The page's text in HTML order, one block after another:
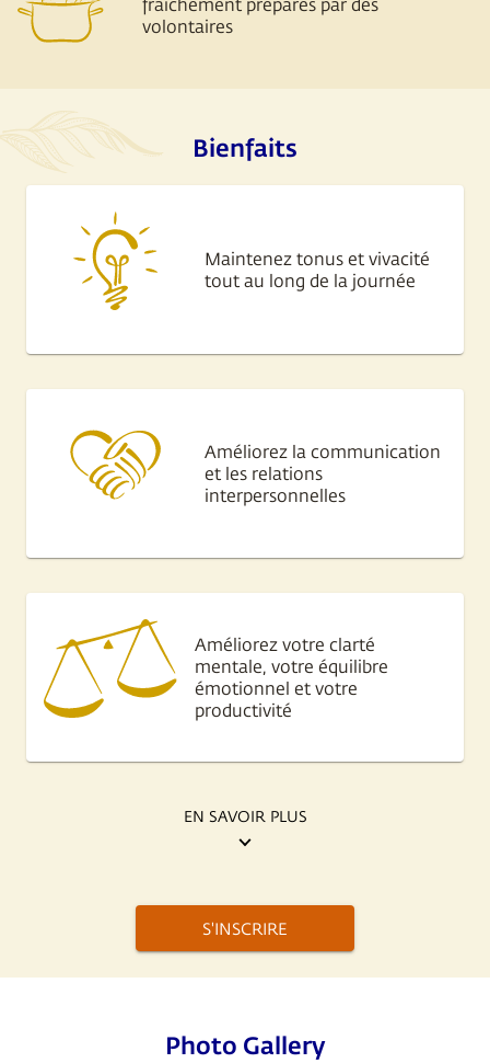
volontaires
Bienfaits
Maintenez tonus et vivacité
tout au long de la journée
Améliorez la communication
et les relations
interpersonnelles
Améliorez votre clarté
mentale, votre équilibre
émotionnel et votre
productivité
EN SAVOIR PLUS
S'INSCRIRE
Photo Gallery